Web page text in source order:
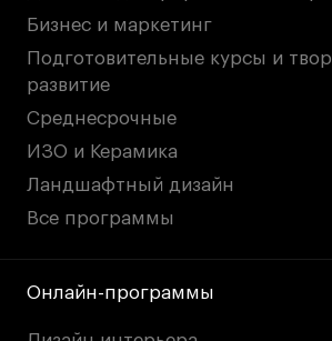
Бизнес и маркетинг
Подготовительные курсы и
развитие
Среднесрочные
ИЗО и Керамика
Ландшафтный дизайн
Все программы
Онлайн-программы